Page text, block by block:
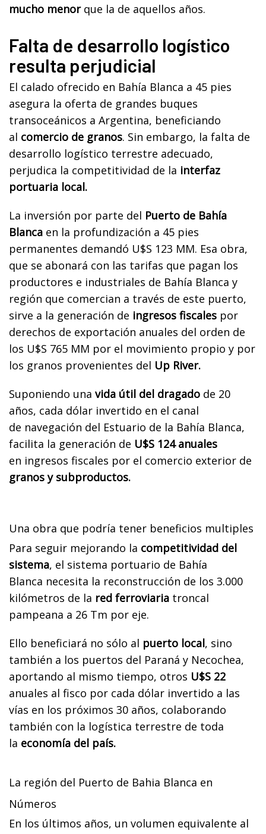
mucho menorque la de aquellos años.
Falta de desarrollo logístico
resulta perjudicial
El calado ofrecido en Bahía Blanca a 45 pies
asegura la oferta de grandes buques
transoceánicos a Argentina, beneficiando
al comercio de granos. Sin embargo, la falta de
desarrollo logístico terrestre adecuado,
perjudica la competitividad de la interfaz
portuaria local.
La inversión por parte del Puerto de Bahía
Blanca en la profundización a 45 pies
permanentes demandó U$S 123 MM. Esa obra,
que se abonará con las tarifas que pagan los
productores e industriales de Bahía Blanca y
región que comercian a través de este puerto,
sirve a la generación de ingresos fiscales por
derechos de exportación anuales del orden de
los U$S 765 MM por el movimiento propio y por
los granos provenientes del Up River.
Suponiendo una vida útil del dragado de 20
años, cada dólar invertido en el canal
de navegación del Estuario de la Bahía Blanca,
facilita la generación de U$S 124 anuales
en ingresos fiscales por el comercio exterior de
granos y subproductos.
Una obra que podría tener beneficios multiples
Para seguir mejorando la competitividad del
sistema, el sistema portuario de Bahía
Blanca necesita la reconstrucción de los 3.000
kilómetros de la red ferroviaria troncal
pampeana a 26 Tm por eje.
Ello beneficiará no sólo al puerto local, sino
también a los puertos del Paraná y Necochea,
aportando al mismo tiempo, otros U$S 22
anuales al fisco por cada dólar invertido a las
vías en los próximos 30 años, colaborando
también con la logística terrestre de toda
la economía del país.
La región del Puerto de Bahia Blanca en
Números
En los últimos años, un volumen equivalente al